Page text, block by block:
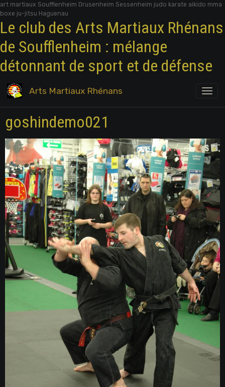
art martiaux Soufflenheim Drusenheim Sessenheim judo karate aikido mma
boxe ju-jitsu Haguenau
Le club des Arts Martiaux Rhénans
de Soufflenheim : mélange
détonnant de sport et de défense
Arts Martiaux Rhénans
goshindemo021